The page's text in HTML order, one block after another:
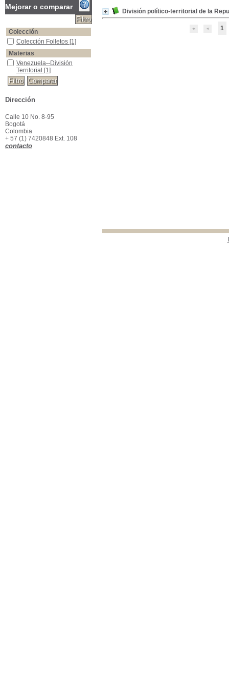
División político-territorial de la
1
Mejorar o comparar
Colección
Colección Folletos
Colección Folletos [1]
Materias
Venezuela--División Territorial
Venezuela--División
Territorial [1]
Dirección
Calle 10 No. 8-95
Bogotá
Colombia
+ 57 (1) 7420848 Ext. 108
contacto